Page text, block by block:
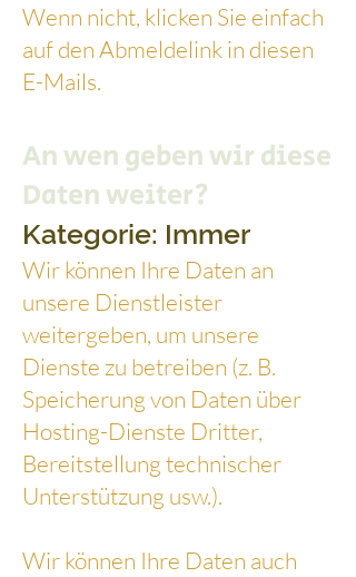
Wenn nicht, klicken Sie einfach
auf den Abmeldelink in diesen
E-Mails.
An wen geben wir diese
Daten weiter?
Kategorie: Immer
Wir können Ihre Daten an
unsere Dienstleister
weitergeben, um unsere
Dienste zu betreiben (z. B.
Speicherung von Daten über
Hosting-Dienste Dritter,
Bereitstellung technischer
Unterstützung usw.).
Wir können Ihre Daten auch